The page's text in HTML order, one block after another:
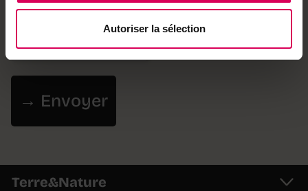
Autoriser la sélection
Adresse email *
Terre&Nature